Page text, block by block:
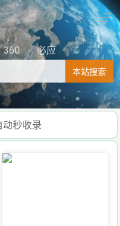
360 必应
本站搜索
动秒收录